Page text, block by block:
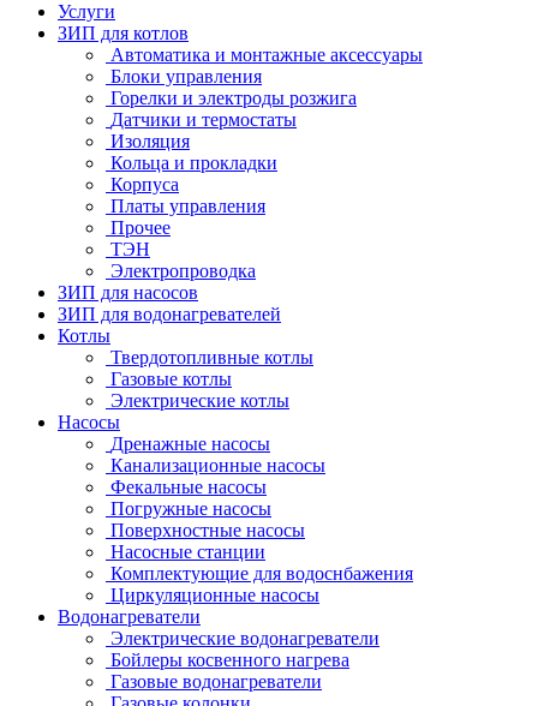
Услуги
ЗИП для котлов
Автоматика и монтажные аксессуары
Блоки управления
Горелки и электроды розжига
Датчики и термостаты
Изоляция
Кольца и прокладки
Корпуса
Платы управления
Прочее
ТЭН
Электропроводка
ЗИП для насосов
ЗИП для водонагревателей
Котлы
Твердотопливные котлы
Газовые котлы
Электрические котлы
Насосы
Дренажные насосы
Канализационные насосы
Фекальные насосы
Погружные насосы
Поверхностные насосы
Насосные станции
Комплектующие для водоснбажения
Циркуляционные насосы
Водонагреватели
Электрические водонагреватели
Бойлеры косвенного нагрева
Газовые водонагреватели